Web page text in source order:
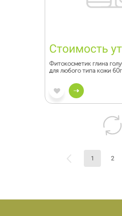
Стоимость
Фитокосметик глина
для любого типа кожи 60г
1 2